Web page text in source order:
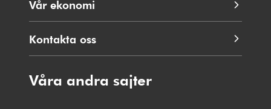
Vår ekonomi
Kontakta oss
Våra andra sajter